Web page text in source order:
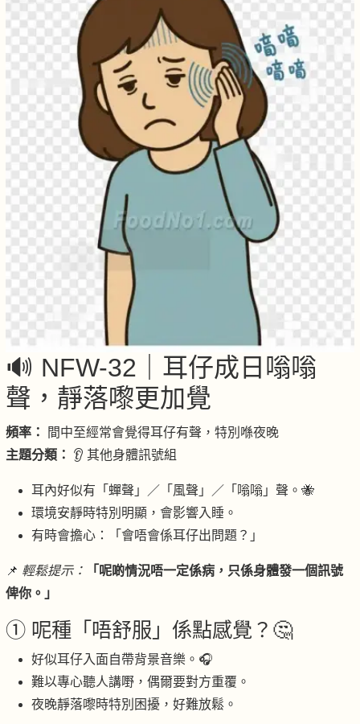
🔊 NFW-32｜耳仔成日嗡嗡
聲，靜落嚟更加覺
頻率：
間中至經常會覺得耳仔有聲，特別喺夜晚
主題分類：
👂 其他身體訊號組
耳內好似有「蟬聲」／「風聲」／「嗡嗡」聲。🐝
環境安靜時特別明顯，會影響入睡。
有時會擔心：「會唔會係耳仔出問題？」
📌 輕鬆提示：
「呢啲情況唔一定係病，只係身體發一個訊號
俾你。」
① 呢種「唔舒服」係點感覺？🤔
好似耳仔入面自帶背景音樂。🎧
難以專心聽人講嘢，偶爾要對方重覆。
夜晚靜落嚟時特別困擾，好難放鬆。